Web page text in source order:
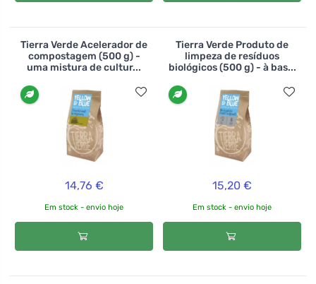
Tierra Verde Acelerador de
compostagem (500 g) -
uma mistura de cultur...
14,76 €
Em stock - envio hoje
Tierra Verde Produto de
limpeza de resíduos
biológicos (500 g) - à bas...
15,20 €
Em stock - envio hoje